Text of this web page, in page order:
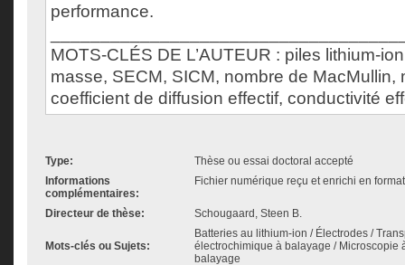
performance.
MOTS-CLÉS DE L’AUTEUR : piles lithium-
masse, SECM, SICM, nombre de MacMullin,
coefficient de diffusion effectif, conductivité
Type:
Thèse ou essai doctoral accepté
Informations
complémentaires:
Fichier numérique reçu et enrichi en
Directeur de thèse: Schougaard, Steen B.
Mots-clés ou Sujets:
Batteries au lithium-ion / Électrodes /
électrochimique à balayage / Microscopie
balayage